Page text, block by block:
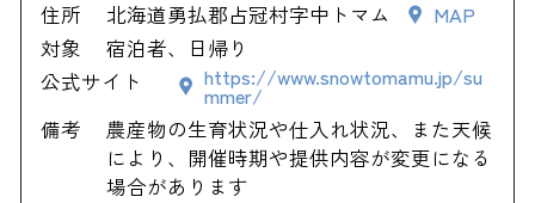
住所
北海道勇払郡占冠村字中トマム
MAP
対象
宿泊者、日帰り
公式サイト
https://www.snowtomamu.jp/su
mmer/
備考
農産物の生育状況や仕入れ状況、また天候
により、開催時期や提供内容が変更になる
場合があります